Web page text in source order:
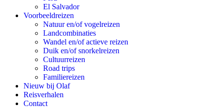
El Salvador
Voorbeeldreizen
Natuur en/of vogelreizen
Landcombinaties
Wandel en/of actieve reizen
Duik en/of snorkelreizen
Cultuurreizen
Road trips
Familiereizen
Nieuw bij Olaf
Reisverhalen
Contact